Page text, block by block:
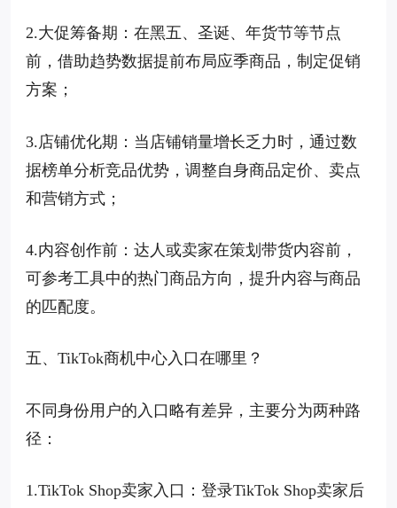
2.大促筹备期：在黑五、圣诞、年货节等节点
前，借助趋势数据提前布局应季商品，制定促销
方案；
3.店铺优化期：当店铺销量增长乏力时，通过数
据榜单分析竞品优势，调整自身商品定价、卖点
和营销方式；
4.内容创作前：达人或卖家在策划带货内容前，
可参考工具中的热门商品方向，提升内容与商品
的匹配度。
五、TikTok商机中心入口在哪里？
不同身份用户的入口略有差异，主要分为两种路
径：
1.TikTok Shop卖家入口：登录TikTok Shop卖家后